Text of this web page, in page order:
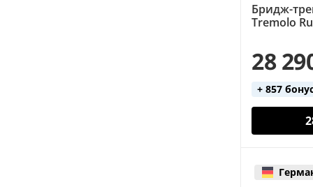
Бридж-
Tremolo
28
+ 857